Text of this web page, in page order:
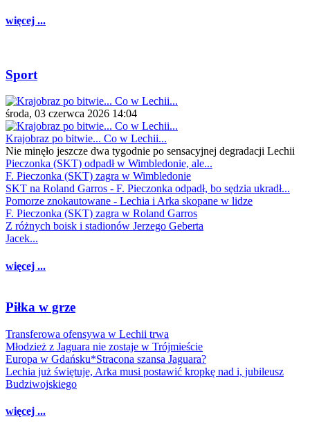
więcej ...
Sport
środa, 03 czerwca 2026 14:04
Krajobraz po bitwie... Co w Lechii...
Nie minęło jeszcze dwa tygodnie po sensacyjnej degradacji Lechii
Pieczonka (SKT) odpadł w Wimbledonie, ale...
F. Pieczonka (SKT) zagra w Wimbledonie
SKT na Roland Garros - F. Pieczonka odpadł, bo sędzia ukradł...
Pomorze znokautowane - Lechia i Arka skopane w lidze
F. Pieczonka (SKT) zagra w Roland Garros
Z różnych boisk i stadionów Jerzego Geberta
Jacek...
więcej ...
Piłka w grze
Transferowa ofensywa w Lechii trwa
Młodzież z Jaguara nie zostaje w Trójmieście
Europa w Gdańsku*Stracona szansa Jaguara?
Lechia już świętuje, Arka musi postawić kropkę nad i, jubileusz
Budziwojskiego
więcej ...